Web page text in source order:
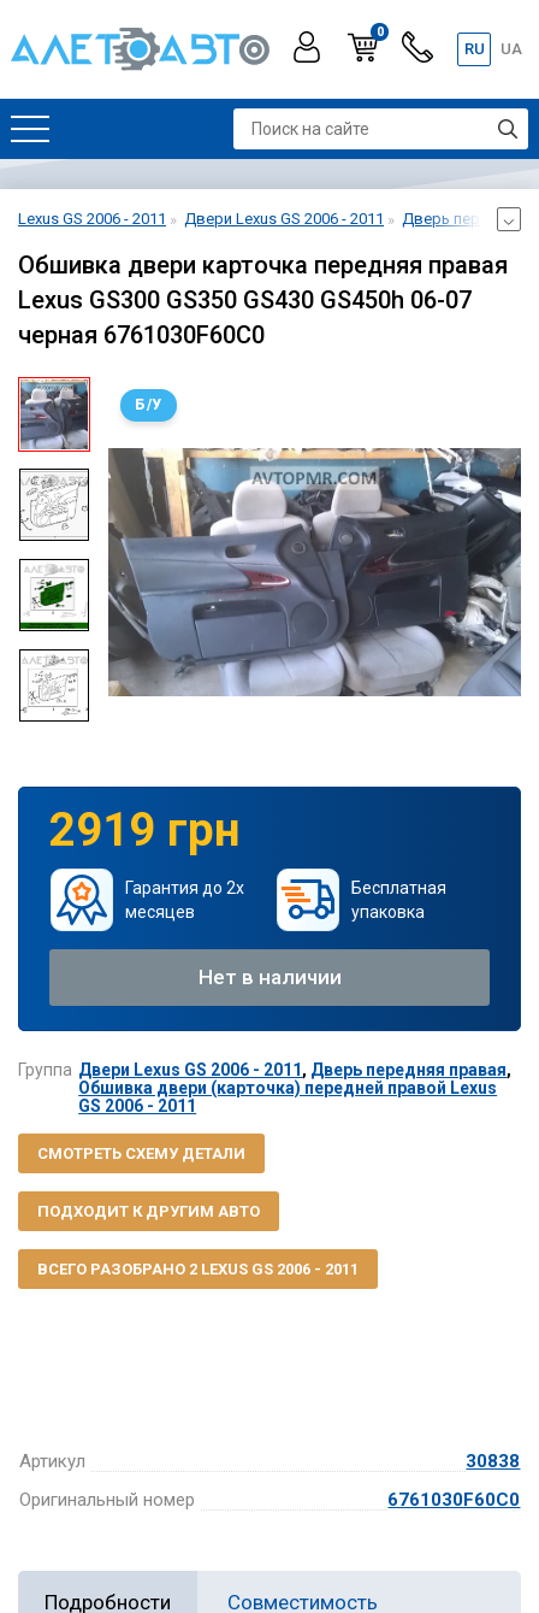
0
RU UA
Lexus GS 2006 - 2011 Двери Lexus GS 2006 - 2011 Дверь передняя
Обшивка двери карточка передняя правая
Lexus GS300 GS350 GS430 GS450h 06-07
черная 6761030F60C0
Б/У
Артикул
30838
Оригинальный номер
6761030F60C0
2919 грн
Гарантия до 2х
месяцев
Бесплатная
упаковка
Нет в наличии
Группа Двери Lexus GS 2006 - 2011, Дверь передняя правая,
Обшивка двери (карточка) передней правой Lexus
GS 2006 - 2011
СМОТРЕТЬ СХЕМУ ДЕТАЛИ
ПОДХОДИТ К ДРУГИМ АВТО
ВСЕГО РАЗОБРАНО 2 LEXUS GS 2006 - 2011
Подробности Совместимость